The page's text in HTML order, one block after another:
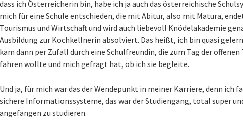
dass ich Österreicherin bin, habe ich ja auch das österreichische
mich für eine Schule entschieden, die mit Abitur, also mit Matura,
Tourismus und Wirtschaft und wird auch liebevoll Knödelakademie
Ausbildung zur Kochkellnerin absolviert. Das heißt, ich bin quasi
kam dann per Zufall durch eine Schulfreundin, die zum Tag der
fahren wollte und mich gefragt hat, ob ich sie begleite.
Und ja, für mich war das der Wendepunkt in meiner Karriere, denn ich
sichere Informationssysteme, das war der Studiengang, total super
angefangen zu studieren.